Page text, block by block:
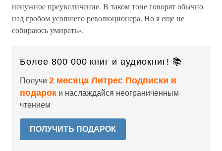
ненужное преувеличение. В таком тоне говорят обычно
над гробом усопшего революционера. Но я еще не
собираюсь умирать».
Более 800 000 книг и аудиокниг! 📚
Получи 2 месяца Литрес Подписки в
подарок и наслаждайся неограниченным
чтением
ПОЛУЧИТЬ ПОДАРОК